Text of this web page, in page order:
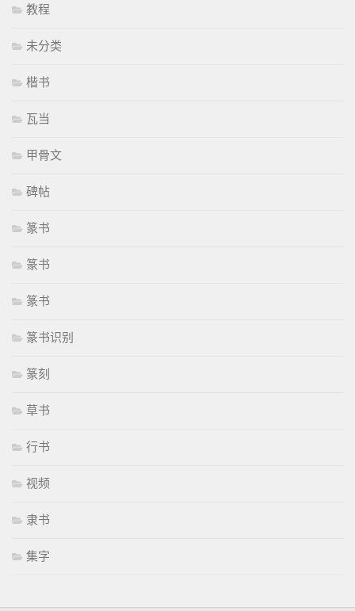
教程
未分类
楷书
瓦当
甲骨文
碑帖
篆书
篆书
篆书
篆书识别
篆刻
草书
行书
视频
隶书
集字